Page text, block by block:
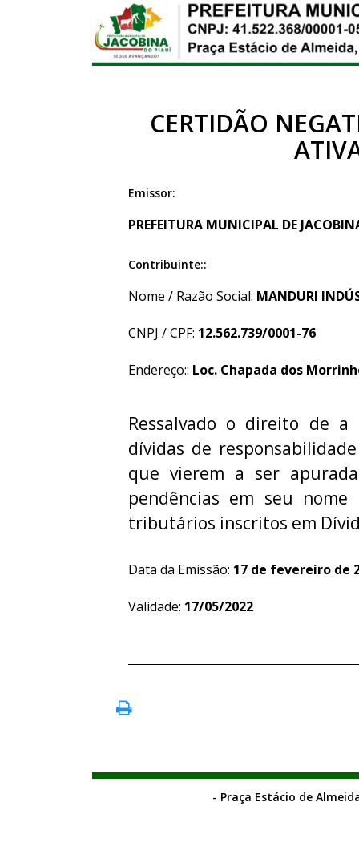
CERTIDÃO
Emissor:
PREFEITURA MUNICIPAL DE
Contribuinte::
Nome / Razão Social: MANDURI
CNPJ / CPF: 12.562.739/0001-76
Endereço:: Loc. Chapada dos
Ressalvado o direito de a
dívidas de
que vierem a ser
pendências em seu
tributários inscritos em
Data da Emissão: 17 de fevereiro de
Validade: 17/05/2022
- Praça Estácio de